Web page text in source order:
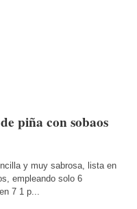
piña con sobaos
y muy sabrosa, lista en
empleando solo 6
7 1 p...